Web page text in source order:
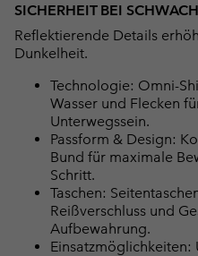
SICHERHEIT BEI
Reflektierende Details
Dunkelheit.
Technologie: Omni-
Wasser und Flecken
Unterwegssein.
Passform & Design:
Bund für maximale
Schritt.
Taschen:
Reißverschluss und
Aufbewahrung.
Einsatzmöglichkeiten: